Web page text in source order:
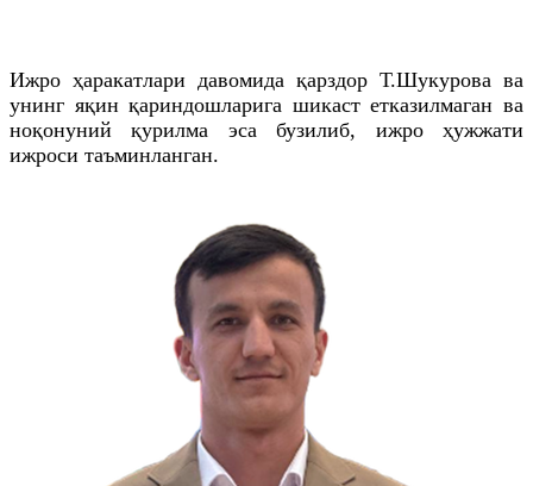
Ижро ҳаракатлари давомида қарздор Т.Шукурова ва
унинг яқин қариндошларига шикаст етказилмаган ва
ноқонуний қурилма эса бузилиб, ижро ҳужжати
ижроси таъминланган.